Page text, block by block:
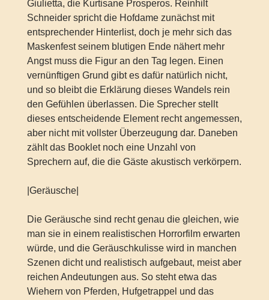
Giulietta, die Kurtisane Prosperos. Reinhilt
Schneider spricht die Hofdame zunächst mit
entsprechender Hinterlist, doch je mehr sich das
Maskenfest seinem blutigen Ende nähert mehr
Angst muss die Figur an den Tag legen. Einen
vernünftigen Grund gibt es dafür natürlich nicht,
und so bleibt die Erklärung dieses Wandels rein
den Gefühlen überlassen. Die Sprecher stellt
dieses entscheidende Element recht angemessen,
aber nicht mit vollster Überzeugung dar. Daneben
zählt das Booklet noch eine Unzahl von
Sprechern auf, die die Gäste akustisch verkörpern.
|Geräusche|
Die Geräusche sind recht genau die gleichen, wie
man sie in einem realistischen Horrorfilm erwarten
würde, und die Geräuschkulisse wird in manchen
Szenen dicht und realistisch aufgebaut, meist aber
reichen Andeutungen aus. So steht etwa das
Wiehern von Pferden, Hufgetrappel und das